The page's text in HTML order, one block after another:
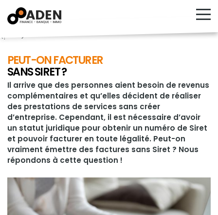
<!---->
PEUT-ON FACTURER
SANS SIRET ?
Il arrive que des personnes aient besoin de revenus
complémentaires et qu’elles décident de réaliser
des prestations de services sans créer
d’entreprise. Cependant, il est nécessaire d’avoir
un statut juridique pour obtenir un numéro de Siret
et pouvoir facturer en toute légalité. Peut-on
vraiment émettre des factures sans Siret ? Nous
répondons à cette question !